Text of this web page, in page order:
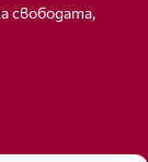
свободата,